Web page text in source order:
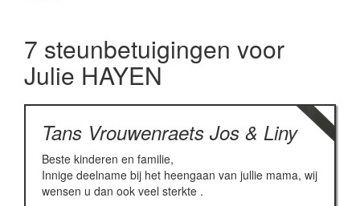
7 steunbetuigingen voor
Julie HAYEN
Tans Vrouwenraets Jos & Liny
Beste kinderen en familie,
Innige deelname bij het heengaan van jullie mama, wij
wensen u dan ook veel sterkte .